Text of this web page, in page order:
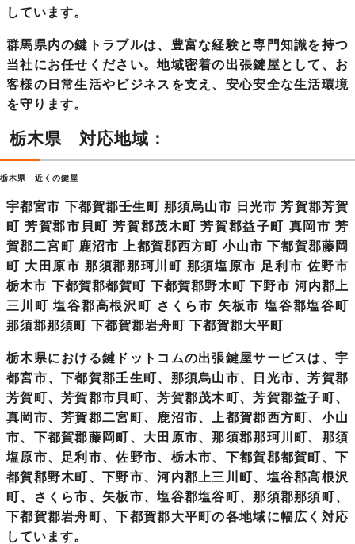
しています。
群馬県内の鍵トラブルは、豊富な経験と専門知識を持つ
当社にお任せください。地域密着の出張鍵屋として、お
客様の日常生活やビジネスを支え、安心安全な生活環境
を守ります。
栃木県 対応地域：
栃木県 近くの鍵屋
宇都宮市 下都賀郡壬生町 那須烏山市 日光市 芳賀郡芳賀
町 芳賀郡市貝町 芳賀郡茂木町 芳賀郡益子町 真岡市 芳
賀郡二宮町 鹿沼市 上都賀郡西方町 小山市 下都賀郡藤岡
町 大田原市 那須郡那珂川町 那須塩原市 足利市 佐野市
栃木市 下都賀郡都賀町 下都賀郡野木町 下野市 河内郡上
三川町 塩谷郡高根沢町 さくら市 矢板市 塩谷郡塩谷町
那須郡那須町 下都賀郡岩舟町 下都賀郡大平町
栃木県における鍵ドットコムの出張鍵屋サービスは、宇
都宮市、下都賀郡壬生町、那須烏山市、日光市、芳賀郡
芳賀町、芳賀郡市貝町、芳賀郡茂木町、芳賀郡益子町、
真岡市、芳賀郡二宮町、鹿沼市、上都賀郡西方町、小山
市、下都賀郡藤岡町、大田原市、那須郡那珂川町、那須
塩原市、足利市、佐野市、栃木市、下都賀郡都賀町、下
都賀郡野木町、下野市、河内郡上三川町、塩谷郡高根沢
町、さくら市、矢板市、塩谷郡塩谷町、那須郡那須町、
下都賀郡岩舟町、下都賀郡大平町の各地域に幅広く対応
しています。